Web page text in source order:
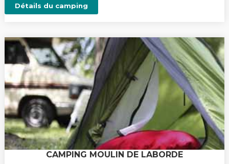
Détails du camping
CAMPING MOULIN DE LABORDE